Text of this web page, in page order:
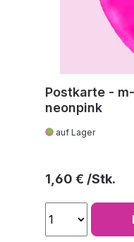
Postkarte -
neonpink
auf Lager
Regulärer Preis:
1,60 €